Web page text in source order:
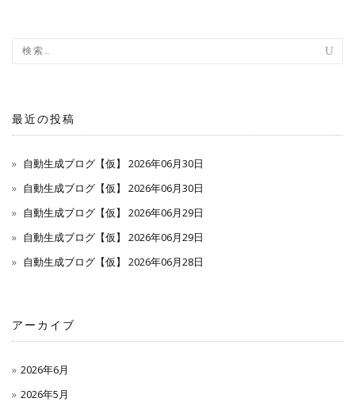
ナ
ゲ
ー
シ
ョ
ン
最近の投稿
自動生成ブログ【仮】 2026年06月30日
自動生成ブログ【仮】 2026年06月30日
自動生成ブログ【仮】 2026年06月29日
自動生成ブログ【仮】 2026年06月29日
自動生成ブログ【仮】 2026年06月28日
アーカイブ
2026年6月
2026年5月